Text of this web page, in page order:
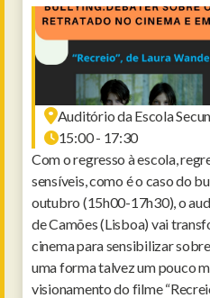
Auditório da Escola
15:00 - 17:30
Com o regresso à escola,
sensíveis, como é o caso do
outubro (15h00-17h30), o
de Camões (Lisboa) vai
cinema para sensibilizar
uma forma talvez um pouco
visionamento do filme